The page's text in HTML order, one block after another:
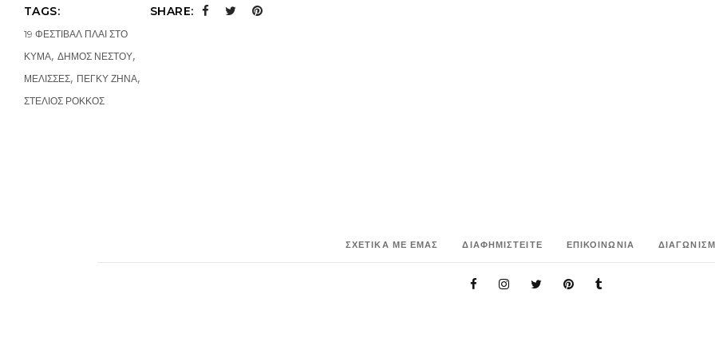
TAGS:
19 ΦΕΣΤΙΒΑΛ ΠΛΑΙ ΣΤΟ
ΚΥΜΑ, ΔΗΜΟΣ ΝΕΣΤΟΥ,
ΜΕΛΙΣΣΕΣ, ΠΕΓΚΥ ΖΗΝΑ,
ΣΤΕΛΙΟΣ ΡΟΚΚΟΣ
SHARE:
ΣΧΕΤΙΚΑ ΜΕ ΕΜΑΣ ΔΙΑΦΗΜΙΣΤΕΙΤΕ ΕΠΙΚΟΙΝΩΝΙΑ